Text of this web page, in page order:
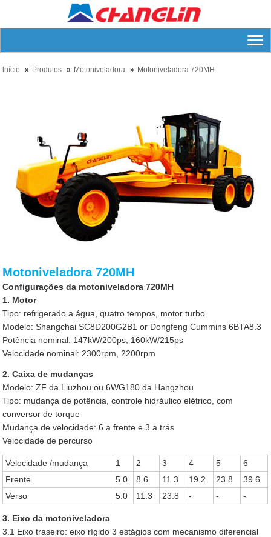
lnício Produtos Motoniveladora Motoniveladora 720MH
Motoniveladora 720MH
Configurações da motoniveladora 720MH
1. Motor
Tipo: refrigerado a água, quatro tempos, motor turbo
Modelo: Shangchai SC8D200G2B1 or Dongfeng Cummins 6BTA8.3
Potência nominal: 147kW/200ps, 160kW/215ps
Velocidade nominal: 2300rpm, 2200rpm
2. Caixa de mudanças
Modelo: ZF da Liuzhou ou 6WG180 da Hangzhou
Tipo: mudança de potência, controle hidráulico elétrico, com
conversor de torque
Mudança de velocidade: 6 a frente e 3 a trás
Velocidade de percurso
Velocidade /mudança 1 2 3 4 5
6
Frente
5.0 8.6 11.3 19.2 23.8
39.6
Verso
5.0 11.3 23.8 - - -
3. Eixo da motoniveladora
3.1 Eixo traseiro: eixo rígido 3 estágios com mecanismo diferencial